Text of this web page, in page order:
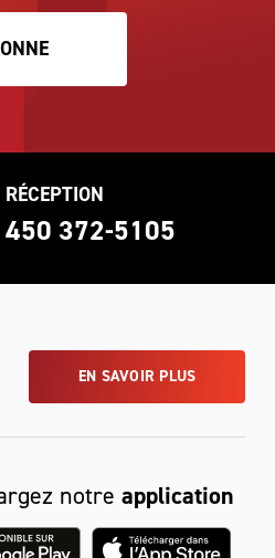
RÉCEPTION
450 372-5105
EN SAVOIR PLUS
notre application